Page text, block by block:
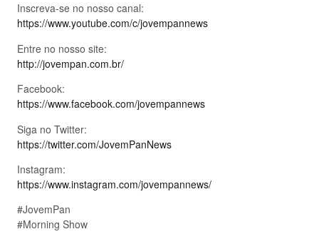
Inscreva-se no nosso canal:
https://www.youtube.com/c/jovempannews
Entre no nosso site:
http://jovempan.com.br/
Facebook:
https://www.facebook.com/jovempannews
Siga no Twitter:
https://twitter.com/JovemPanNews
Instagram:
https://www.instagram.com/jovempannews/
#JovemPan
#Morning Show